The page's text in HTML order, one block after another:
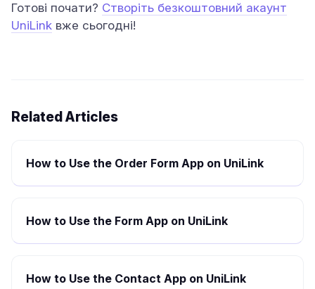
Готові почати? Створіть безкоштовний акаунт
UniLink вже сьогодні!
Related Articles
How to Use the Order Form App on UniLink
How to Use the Form App on UniLink
How to Use the Contact App on UniLink